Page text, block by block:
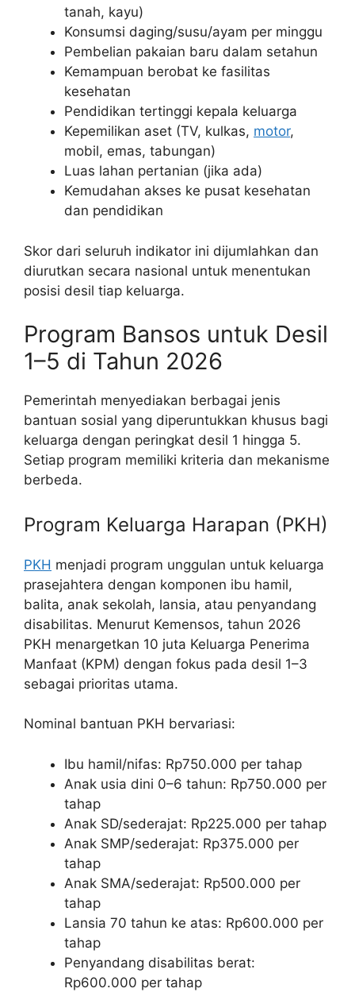
tanah, kayu)
Konsumsi daging/susu/ayam per minggu
Pembelian pakaian baru dalam setahun
Kemampuan berobat ke fasilitas
kesehatan
Pendidikan tertinggi kepala keluarga
Kepemilikan aset (TV, kulkas, motor,
mobil, emas, tabungan)
Luas lahan pertanian (jika ada)
Kemudahan akses ke pusat kesehatan
dan pendidikan
Skor dari seluruh indikator ini dijumlahkan dan
diurutkan secara nasional untuk menentukan
posisi desil tiap keluarga.
Program Bansos untuk Desil
1–5 di Tahun 2026
Pemerintah menyediakan berbagai jenis
bantuan sosial yang diperuntukkan khusus bagi
keluarga dengan peringkat desil 1 hingga 5.
Setiap program memiliki kriteria dan mekanisme
berbeda.
Program Keluarga Harapan (PKH)
PKH menjadi program unggulan untuk keluarga
prasejahtera dengan komponen ibu hamil,
balita, anak sekolah, lansia, atau penyandang
disabilitas. Menurut Kemensos, tahun 2026
PKH menargetkan 10 juta Keluarga Penerima
Manfaat (KPM) dengan fokus pada desil 1–3
sebagai prioritas utama.
Nominal bantuan PKH bervariasi:
Ibu hamil/nifas: Rp750.000 per tahap
Anak usia dini 0–6 tahun: Rp750.000 per
tahap
Anak SD/sederajat: Rp225.000 per tahap
Anak SMP/sederajat: Rp375.000 per
tahap
Anak SMA/sederajat: Rp500.000 per
tahap
Lansia 70 tahun ke atas: Rp600.000 per
tahap
Penyandang disabilitas berat:
Rp600.000 per tahap